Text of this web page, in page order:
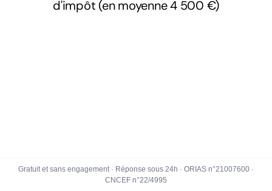
Gratuit et sans engagement · Réponse sous 24h · ORIAS n°21007600 ·
CNCEF n°22/4995